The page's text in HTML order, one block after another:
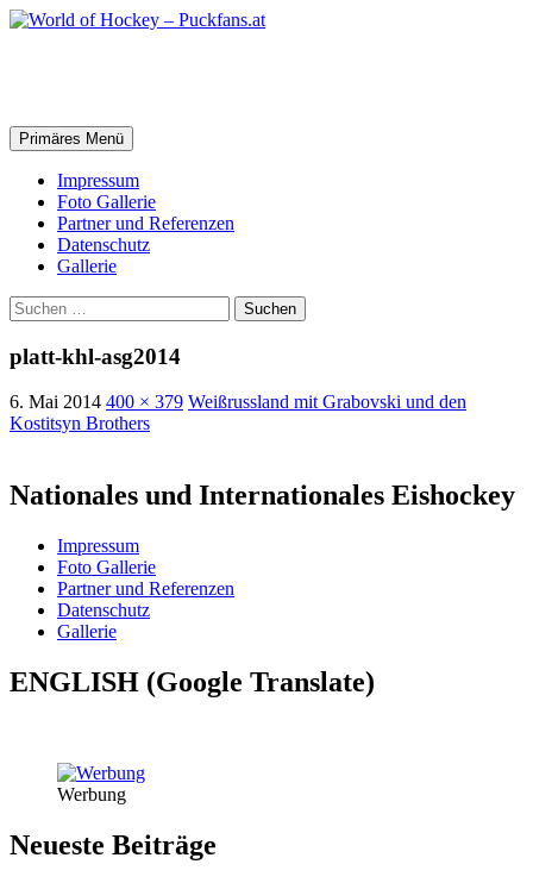
Zum
Suchen
Primäres Menü
Impressum
Foto Gallerie
Partner und Referenzen
Datenschutz
Gallerie
Suchen
nach:
platt-khl-asg2014
6. Mai 2014 400 × 379 Weißrussland mit Grabovski und den
Kostitsyn Brothers
Nationales und Internationales Eishockey
Impressum
Foto Gallerie
Partner und Referenzen
Datenschutz
Gallerie
ENGLISH (Google Translate)
Werbung
Neueste Beiträge